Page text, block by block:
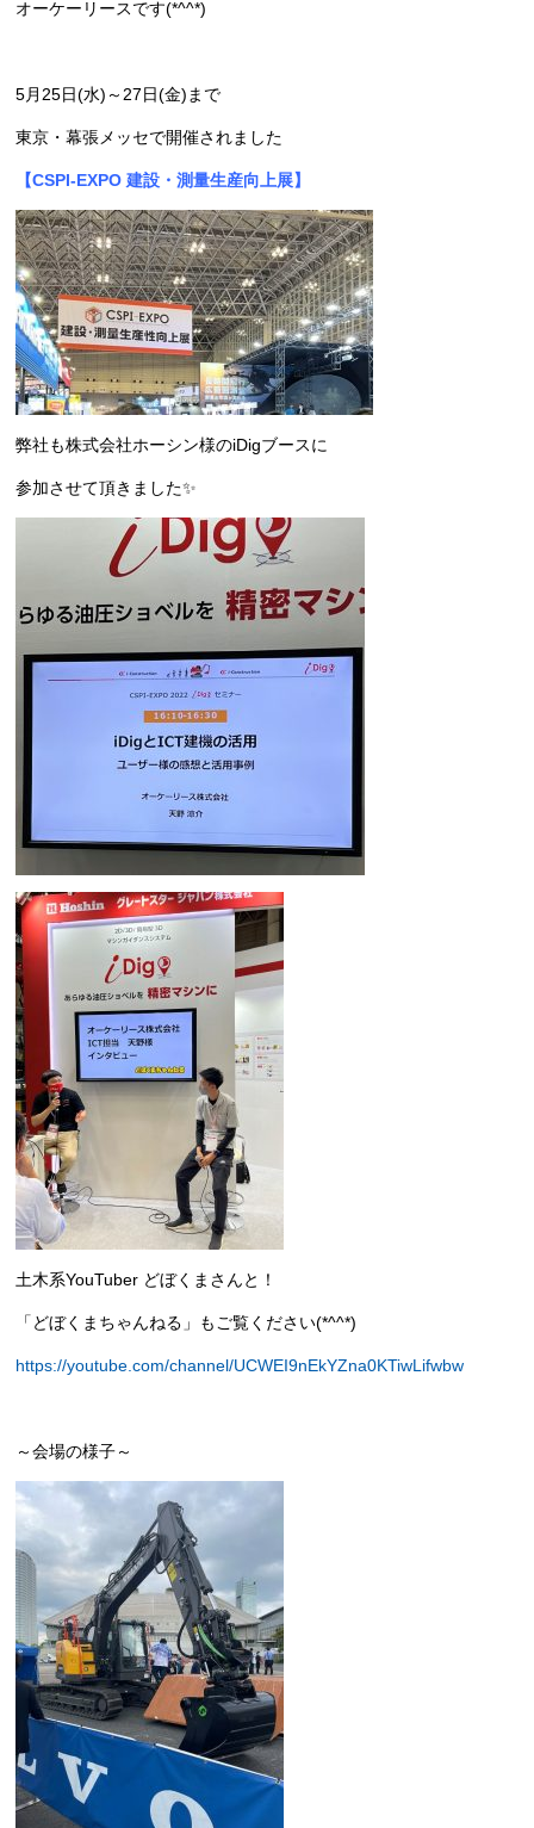
オーケーリースです(*^^*)
5月25日(水)～27日(金)まで
東京・幕張メッセで開催されました
【CSPI-EXPO 建設・測量生産向上展】
弊社も株式会社ホーシン様のiDigブースに
参加させて頂きました✨
土木系YouTuber どぼくまさんと！
「どぼくまちゃんねる」もご覧ください(*^^*)
https://youtube.com/channel/UCWEI9nEkYZna0KTiwLifwbw
～会場の様子～